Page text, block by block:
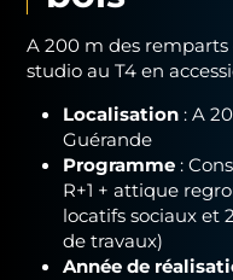
A 200 m des remparts
studio au T4 en
Localisation : A
Guérande
Programme :
R+1 + attique
locatifs sociaux et
de travaux)
Année de